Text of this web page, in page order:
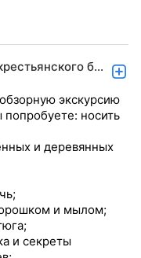
Музей забытых ремесел и крестьянского быта
экскурсию
носить
и деревянных
и мылом;
и секреты